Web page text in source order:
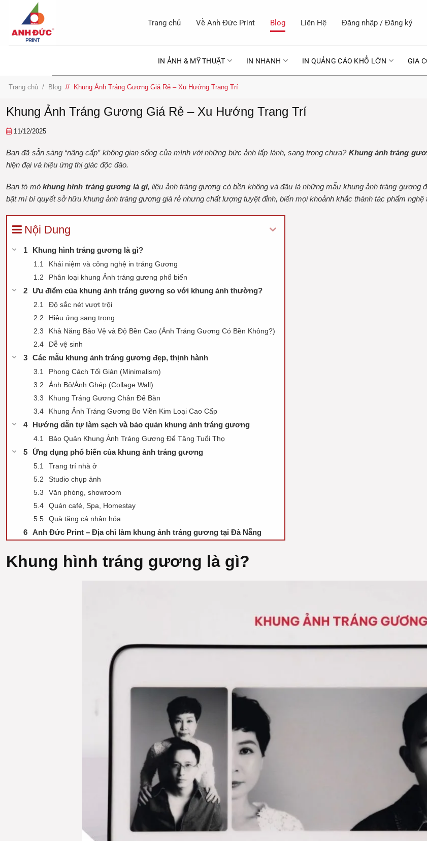
Trang chủ Về Anh Đức Print Blog Liên Hệ Đăng nhập / Đăng ký
IN ẢNH & MỸ THUẬT IN NHANH IN QUẢNG CÁO KHỔ LỚN GIA
Trang chủ / Blog / Khung Ảnh Tráng Gương Giá Rẻ – Xu Hướng Trang Trí
Khung Ảnh Tráng Gương Giá Rẻ – Xu Hướng Trang Trí
11/12/2025
Bạn đã sẵn sàng “nâng cấp” không gian sống của mình với những bức ảnh lấp lánh, sang trọng chưa? Khung ảnh tráng
hiện đại và hiệu ứng thị giác độc đáo.
Bạn tò mòkhung hình tráng gương là gì, liệu ảnh tráng gương có bền không và đâu là những mẫu khung ảnh tráng gương
bật mí bí quyết sở hữu khung ảnh tráng gương giá rẻ nhưng chất lượng tuyệt đỉnh, biến mọi khoảnh khắc thành tác phẩm nghệ
Nội Dung
Khung hình tráng gương là gì?
Khái niệm và công nghệ in tráng Gương
Phân loại khung Ảnh tráng gương phổ biến
Ưu điểm của khung ảnh tráng gương so với khung ảnh thường?
Độ sắc nét vượt trội
Hiệu ứng sang trọng
Khả Năng Bảo Vệ và Độ Bền Cao (Ảnh Tráng Gương Có Bền Không?)
Dễ vệ sinh
Các mẫu khung ảnh tráng gương đẹp, thịnh hành
Phong Cách Tối Giản (Minimalism)
Ảnh Bộ/Ảnh Ghép (Collage Wall)
Khung Tráng Gương Chân Để Bàn
Khung Ảnh Tráng Gương Bo Viền Kim Loại Cao Cấp
Hướng dẫn tự làm sạch và bảo quản khung ảnh tráng gương
Bảo Quản Khung Ảnh Tráng Gương Để Tăng Tuổi Thọ
Ứng dụng phổ biến của khung ảnh tráng gương
Trang trí nhà ở
Studio chụp ảnh
Văn phòng, showroom
Quán café, Spa, Homestay
Quà tặng cá nhân hóa
Anh Đức Print – Địa chỉ làm khung ảnh tráng gương tại Đà Nẵng
Khung hình tráng gương là gì?